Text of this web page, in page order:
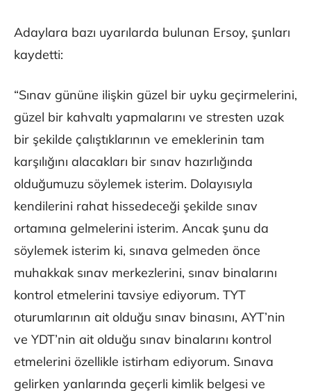
Adaylara bazı uyarılarda bulunan Ersoy, şunları
kaydetti:
“Sınav gününe ilişkin güzel bir uyku geçirmelerini,
güzel bir kahvaltı yapmalarını ve stresten uzak
bir şekilde çalıştıklarının ve emeklerinin tam
karşılığını alacakları bir sınav hazırlığında
olduğumuzu söylemek isterim. Dolayısıyla
kendilerini rahat hissedeceği şekilde sınav
ortamına gelmelerini isterim. Ancak şunu da
söylemek isterim ki, sınava gelmeden önce
muhakkak sınav merkezlerini, sınav binalarını
kontrol etmelerini tavsiye ediyorum. TYT
oturumlarının ait olduğu sınav binasını, AYT’nin
ve YDT’nin ait olduğu sınav binalarını kontrol
etmelerini özellikle istirham ediyorum. Sınava
gelirken yanlarında geçerli kimlik belgesi ve